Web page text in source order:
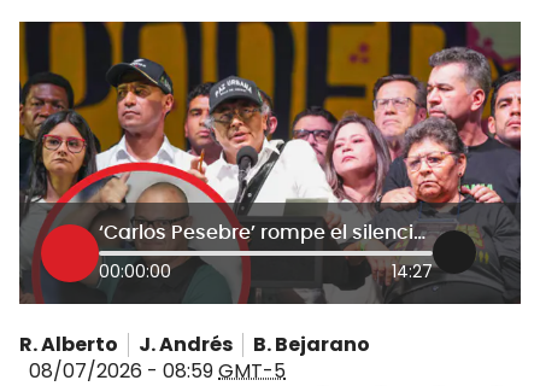
‘Carlos Pesebre’ rompe el silencio sobre el ‘tarimazo’: asegura que los usaron políticamente
00:00:00 14:27
R. Alberto J. Andrés
B. Bejarano
08/07/2026 - 08:59GMT-5